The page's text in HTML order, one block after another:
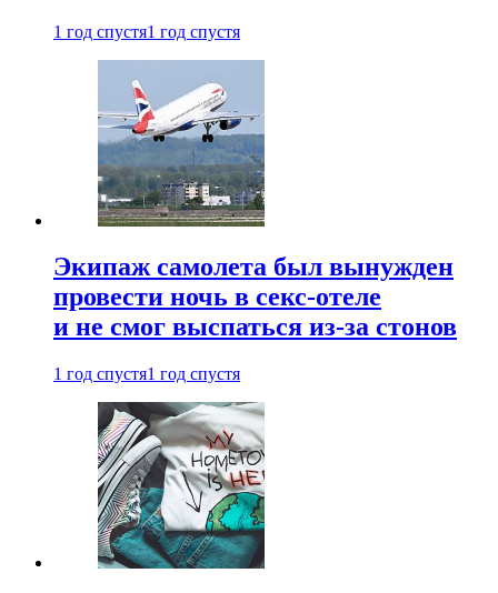
1 год спустя1 год спустя
Экипаж самолета был вынужден
провести ночь в секс-отеле
и не смог выспаться из-за стонов
1 год спустя1 год спустя